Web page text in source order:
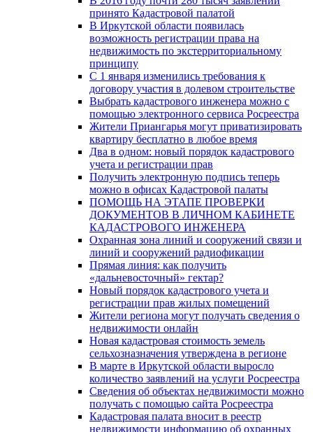
принято Кадастровой палатой
В Иркутской области появилась
возможность регистрации права на
недвижимость по экстерриториальному
принципу
C 1 января изменились требования к
договору участия в долевом строительстве
Выбрать кадастрового инженера можно с
помощью электронного сервиса Росреестра
Жители Приангарья могут приватизировать
квартиру бесплатно в любое время
Два в одном: новый порядок кадастрового
учета и регистрации прав
Получить электронную подпись теперь
можно в офисах Кадастровой палаты
ПОМОЩЬ НА ЭТАПЕ ПРОВЕРКИ
ДОКУМЕНТОВ В ЛИЧНОМ КАБИНЕТЕ
КАДАСТРОВОГО ИНЖЕНЕРА
Охранная зона линий и сооружений связи и
линий и сооружений радиофикации
Прямая линия: как получить
«дальневосточный» гектар?
Новый порядок кадастрового учета и
регистрации прав жилых помещений
Жители региона могут получать сведения о
недвижимости онлайн
Новая кадастровая стоимость земель
сельхозназначения утверждена в регионе
В марте в Иркутской области выросло
количество заявлений на услуги Росреестра
Сведения об объектах недвижимости можно
получать с помощью сайта Росреестра
Кадастровая палата вносит в реестр
недвижимости информацию об охранных